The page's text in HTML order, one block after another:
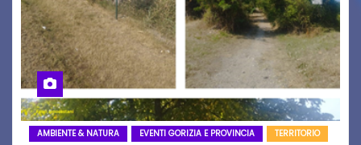
AMBIENTE & NATURA EVENTI GORIZIA E PROVINCIA TERRITORIO